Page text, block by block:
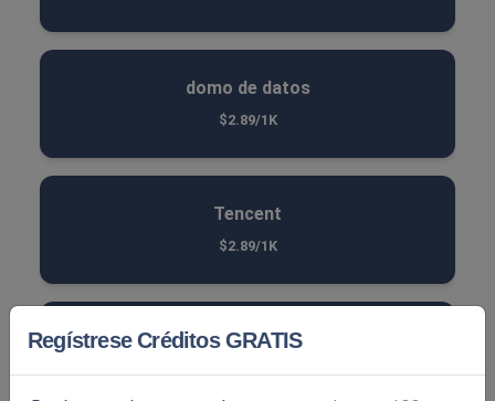
domo de datos
$2.89/1K
Tencent
$2.89/1K
captcha atb
$2.89/1K
Regístrese Créditos GRATIS